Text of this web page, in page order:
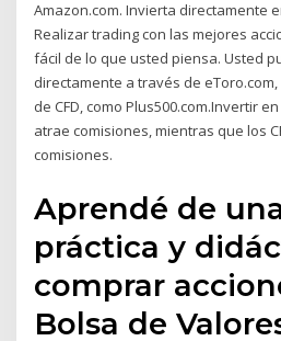
Amazon.com. Invierta directamente
Realizar trading con las mejores
fácil de lo que usted piensa. Usted
directamente a través de
de CFD, como Plus500.com.Invertir
atrae comisiones, mientras que los
comisiones.
Aprendé de
práctica y
comprar
Bolsa de